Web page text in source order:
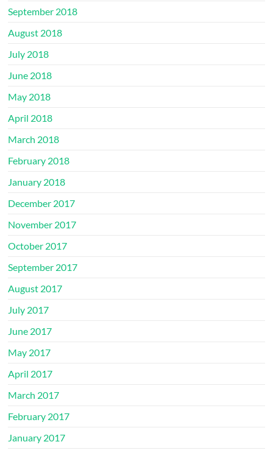
September 2018
August 2018
July 2018
June 2018
May 2018
April 2018
March 2018
February 2018
January 2018
December 2017
November 2017
October 2017
September 2017
August 2017
July 2017
June 2017
May 2017
April 2017
March 2017
February 2017
January 2017